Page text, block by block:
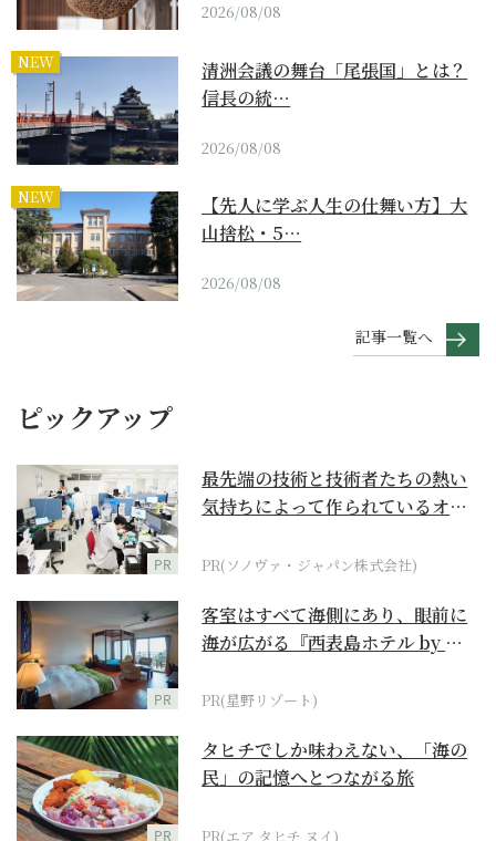
2026/08/08
NEW
清洲会議の舞台「尾張国」とは？
信長の統…
2026/08/08
NEW
【先人に学ぶ人生の仕舞い方】大
山捨松・5…
2026/08/08
記事一覧へ
ピックアップ
PR
最先端の技術と技術者たちの熱い
気持ちによって作られているオー
PR(ソノヴァ・ジャパン株式会社)
PR
客室はすべて海側にあり、眼前に
海が広がる『西表島ホテル by 星
PR(星野リゾート)
PR
タヒチでしか味わえない、「海の
民」の記憶へとつながる旅
PR(エア タヒチ ヌイ)